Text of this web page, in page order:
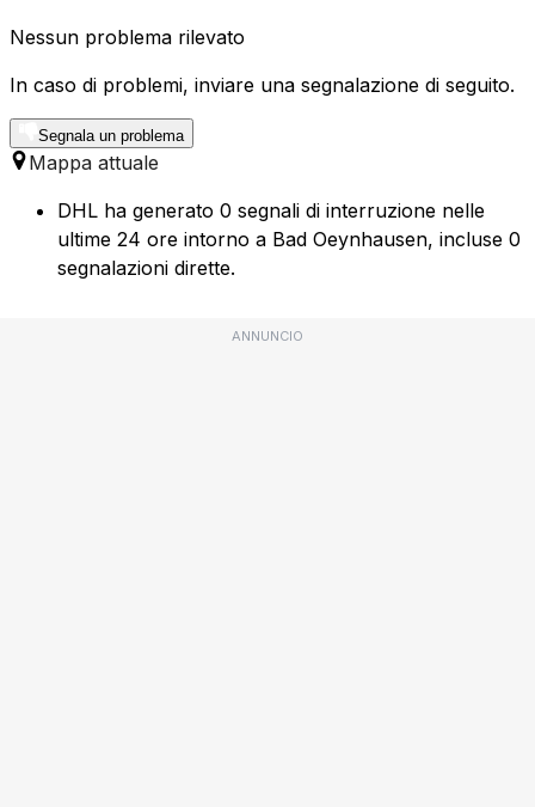
Nessun problema rilevato
In caso di problemi, inviare una segnalazione di seguito.
Segnala un problema
Mappa attuale
DHL ha generato 0 segnali di interruzione nelle
ultime 24 ore intorno a Bad Oeynhausen, incluse 0
segnalazioni dirette.
ANNUNCIO